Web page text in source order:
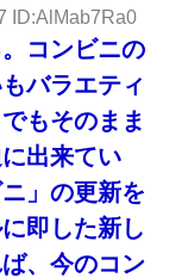
ID:AlMab7Ra0
コンビニの
バラエティ
もそのまま
出来てい
」の更新を
即した新し
、今のコン